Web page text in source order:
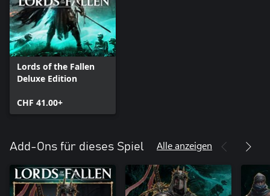
Lords of the Fallen
Deluxe Edition
CHF 41.00+
Add-Ons für dieses Spiel Alle anzeigen